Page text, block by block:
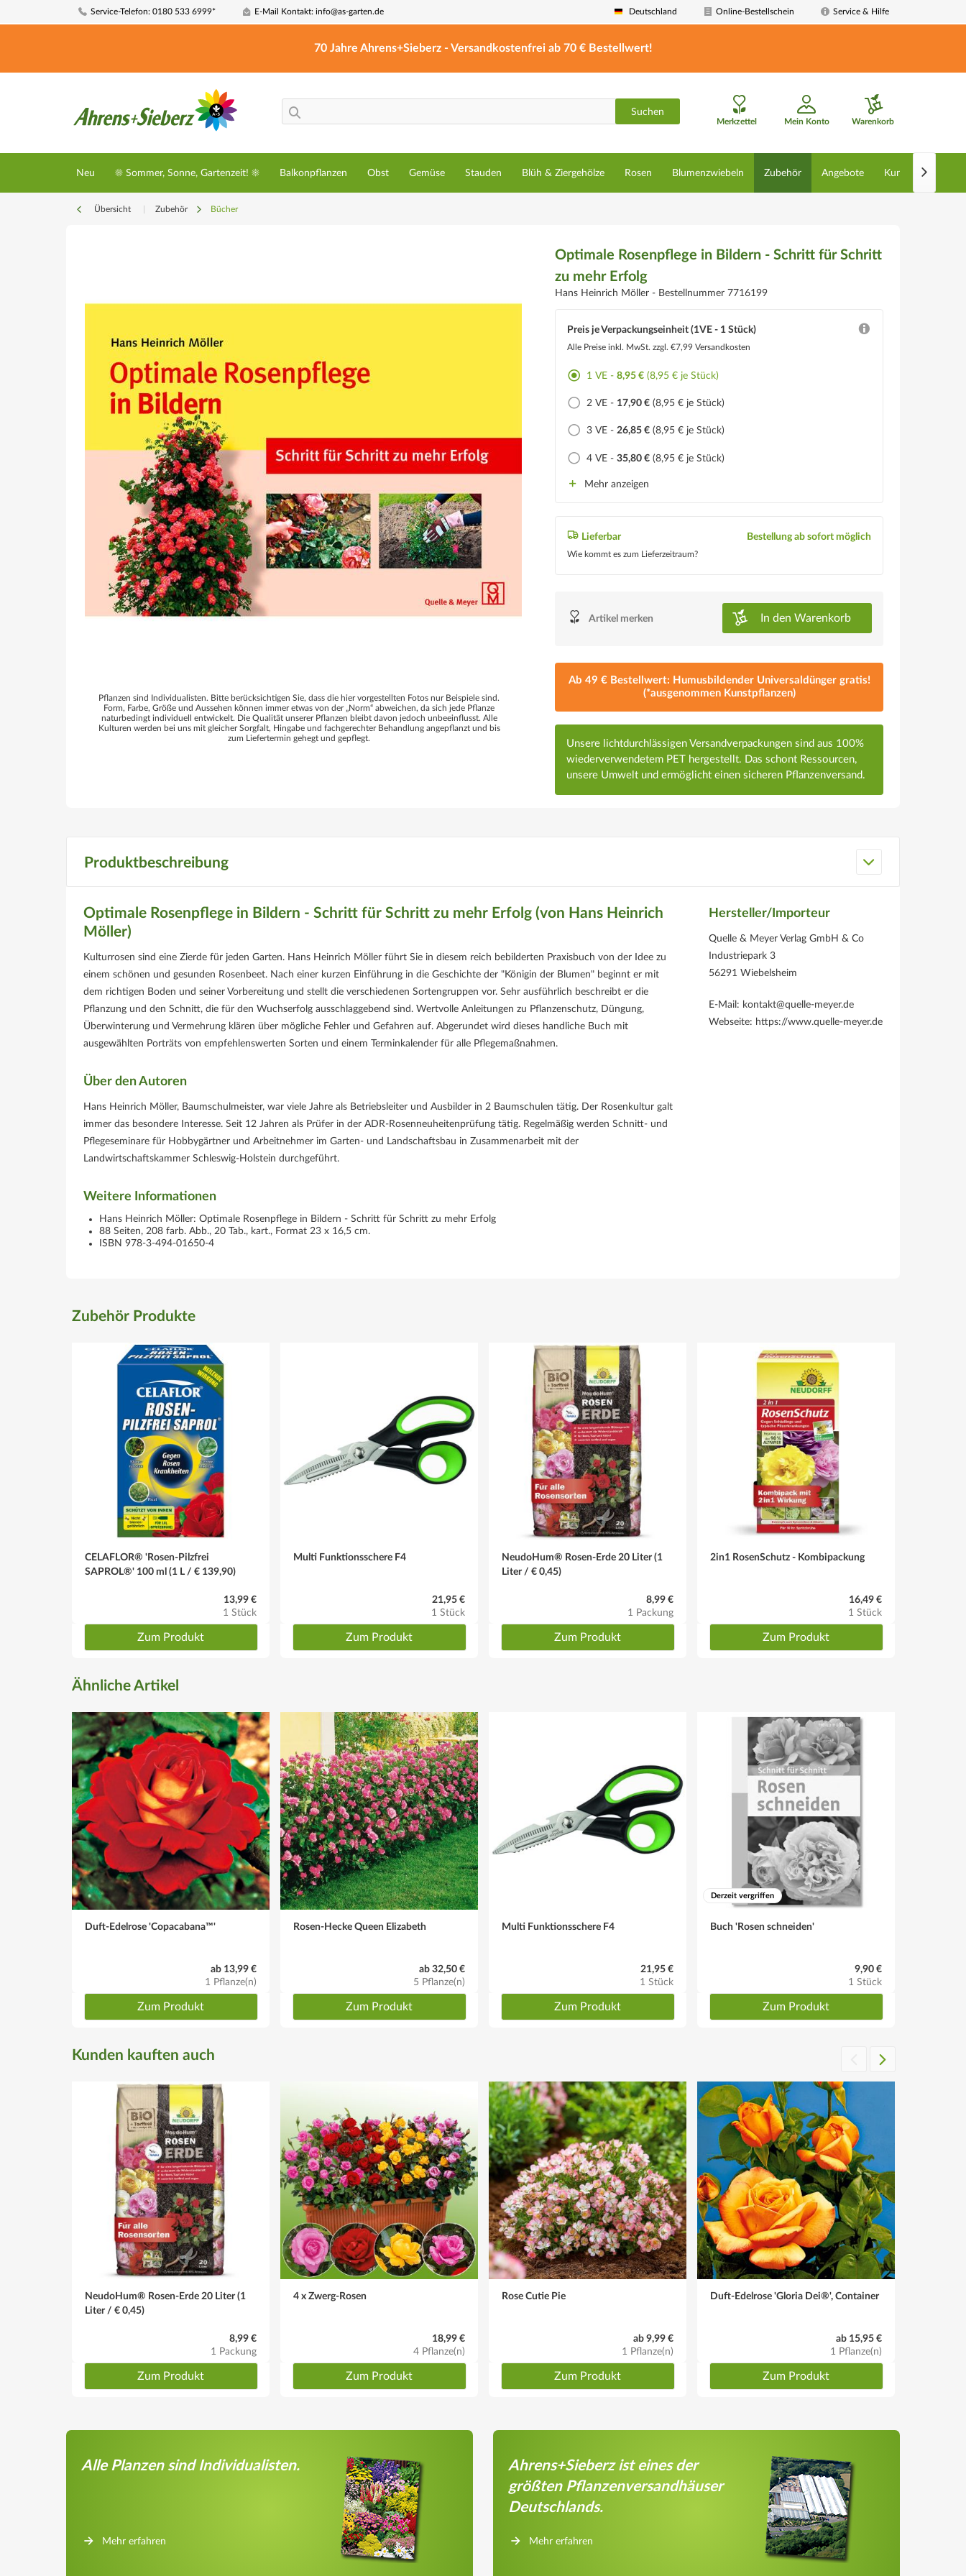
Service-Telefon: 0180 533 6999* E-Mail Kontakt: info@as-garten.de Deutschland Online-Bestellschein Service & Hilfe
70 Jahre Ahrens+Sieberz - Versandkostenfrei ab 70 € Bestellwert!
Suchen
Merkzettel Mein Konto Warenkorb
Neu ☀️ Sommer, Sonne, Gartenzeit! ☀️ Balkonpflanzen Obst Gemüse Stauden Blüh & Ziergehölze Rosen Blumenzwiebeln Zubehör Angebote Kunstpflanzen

Übersicht Zubehör Bücher
Pflanzen sind Individualisten. Bitte berücksichtigen Sie, dass die hier vorgestellten Fotos nur Beispiele sind.
Form, Farbe, Größe und Aussehen können immer etwas von der „Norm“ abweichen, da sich jede Pflanze
naturbedingt individuell entwickelt. Die Qualität unserer Pflanzen bleibt davon jedoch unbeeinflusst. Alle
Kulturen werden bei uns mit gleicher Sorgfalt, Hingabe und fachgerechter Behandlung angepflanzt und bis
zum Liefertermin gehegt und gepflegt.
Optimale Rosenpflege in Bildern - Schritt für Schritt
zu mehr Erfolg
Hans Heinrich Möller - Bestellnummer 7716199
Preis je Verpackungseinheit (1VE - 1 Stück)
Alle Preise inkl. MwSt.zzgl. €7,99 Versandkosten
1 VE -8,95 € (8,95 € je Stück)
2 VE - 17,90 € (8,95 € je Stück)
3 VE -26,85 € (8,95 € je Stück)
4 VE -35,80 € (8,95 € je Stück)
Mehr anzeigen
Lieferbar
Wie kommt es zum Lieferzeitraum?
Bestellung ab sofort möglich
Artikel merken In den Warenkorb
Ab 49 € Bestellwert: Humusbildender Universaldünger gratis!
(*ausgenommen Kunstpflanzen)
Unsere lichtdurchlässigen Versandverpackungen sind aus 100%
wiederverwendetem PET hergestellt. Das schont Ressourcen,
unsere Umwelt und ermöglicht einen sicheren Pflanzenversand.
Produktbeschreibung
Optimale Rosenpflege in Bildern - Schritt für Schritt zu mehr Erfolg (von Hans Heinrich
Möller)
Kulturrosen sind eine Zierde für jeden Garten. Hans Heinrich Möller führt Sie in diesem reich bebilderten Praxisbuch von der Idee zu
einem schönen und gesunden Rosenbeet. Nach einer kurzen Einführung in die Geschichte der "Königin der Blumen" beginnt er mit
dem richtigen Boden und seiner Vorbereitung und stellt die verschiedenen Sortengruppen vor. Sehr ausführlich beschreibt er die
Pflanzung und den Schnitt, die für den Wuchserfolg ausschlaggebend sind. Wertvolle Anleitungen zu Pflanzenschutz, Düngung,
Überwinterung und Vermehrung klären über mögliche Fehler und Gefahren auf. Abgerundet wird dieses handliche Buch mit
ausgewählten Porträts von empfehlenswerten Sorten und einem Terminkalender für alle Pflegemaßnahmen.
Über den Autoren
Hans Heinrich Möller, Baumschulmeister, war viele Jahre als Betriebsleiter und Ausbilder in 2 Baumschulen tätig. Der Rosenkultur galt
immer das besondere Interesse. Seit 12 Jahren als Prüfer in der ADR-Rosenneuheitenprüfung tätig. Regelmäßig werden Schnitt- und
Pflegeseminare für Hobbygärtner und Arbeitnehmer im Garten- und Landschaftsbau in Zusammenarbeit mit der
Landwirtschaftskammer Schleswig-Holstein durchgeführt.
Weitere Informationen
Hans Heinrich Möller: Optimale Rosenpflege in Bildern - Schritt für Schritt zu mehr Erfolg
88 Seiten, 208 farb. Abb., 20 Tab., kart., Format 23 x 16,5 cm.
ISBN 978-3-494-01650-4
Hersteller/Importeur
Quelle & Meyer Verlag GmbH & Co
Industriepark 3
56291 Wiebelsheim
E-Mail: kontakt@quelle-meyer.de
Webseite: https://www.quelle-meyer.de
Zubehör Produkte
CELAFLOR® 'Rosen-Pilzfrei
SAPROL®' 100 ml (1 L / € 139,90)
13,99 €
1 Stück
Zum Produkt
Multi Funktionsschere F4
21,95 €
1 Stück
Zum Produkt
NeudoHum® Rosen-Erde 20 Liter (1
Liter / € 0,45)
8,99 €
1 Packung
Zum Produkt
2in1 RosenSchutz - Kombipackung
16,49 €
1 Stück
Zum Produkt
Ähnliche Artikel
Duft-Edelrose 'Copacabana™'
ab 13,99 €
1 Pflanze(n)
Zum Produkt
Rosen-Hecke Queen Elizabeth
ab 32,50 €
5 Pflanze(n)
Zum Produkt
Multi Funktionsschere F4
21,95 €
1 Stück
Zum Produkt
Derzeit vergriffen
Buch 'Rosen schneiden'
9,90 €
1 Stück
Zum Produkt
Kunden kauften auch
NeudoHum® Rosen-Erde 20 Liter (1
Liter / € 0,45)
8,99 €
1 Packung
Zum Produkt
4 x Zwerg-Rosen
18,99 €
4 Pflanze(n)
Zum Produkt
Rose Cutie Pie
ab 9,99 €
1 Pflanze(n)
Zum Produkt
Duft-Edelrose 'Gloria Dei®', Container
ab 15,95 €
1 Pflanze(n)
Zum Produkt
Alle Planzen sind Individualisten.
Mehr erfahren
Ahrens+Sieberz ist eines der
größten Pflanzenversandhäuser
Deutschlands.
Mehr erfahren